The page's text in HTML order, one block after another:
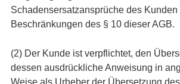
Schadensersatzansprüche des
Beschränkungen des § 10 dieser AGB.
(2) Der Kunde ist verpflichtet, den
dessen ausdrückliche Anweisung in
Weise als Urheber der Übersetzung